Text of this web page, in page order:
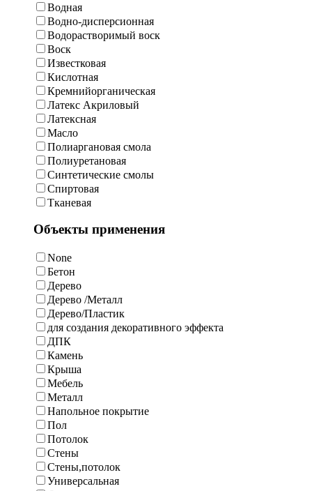
Водная
Водно-дисперсионная
Водорастворимый воск
Воск
Известковая
Кислотная
Кремнийорганическая
Латекс Акриловый
Латексная
Масло
Полиаргановая смола
Полиуретановая
Синтетические смолы
Спиртовая
Тканевая
Объекты применения
None
Бетон
Дерево
Дерево /Металл
Дерево/Пластик
для создания декоративного эффекта
ДПК
Камень
Крыша
Мебель
Металл
Напольное покрытие
Пол
Потолок
Стены
Стены,потолок
Универсальная